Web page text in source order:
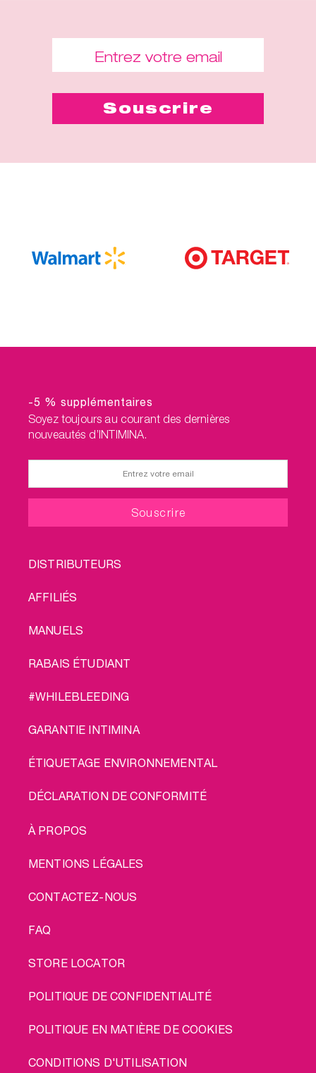
-5 % supplémentaires
Soyez toujours au courant des dernières
nouveautés d’INTIMINA.
FOOTER
DISTRIBUTEURS
AFFILIÉS
MANUELS
RABAIS ÉTUDIANT
#WHILEBLEEDING
GARANTIE INTIMINA
ÉTIQUETAGE ENVIRONNEMENTAL
DÉCLARATION DE CONFORMITÉ
LEGAL
À PROPOS
MENTIONS LÉGALES
CONTACTEZ-NOUS
FAQ
STORE LOCATOR
POLITIQUE DE CONFIDENTIALITÉ
POLITIQUE EN MATIÈRE DE COOKIES
CONDITIONS D'UTILISATION